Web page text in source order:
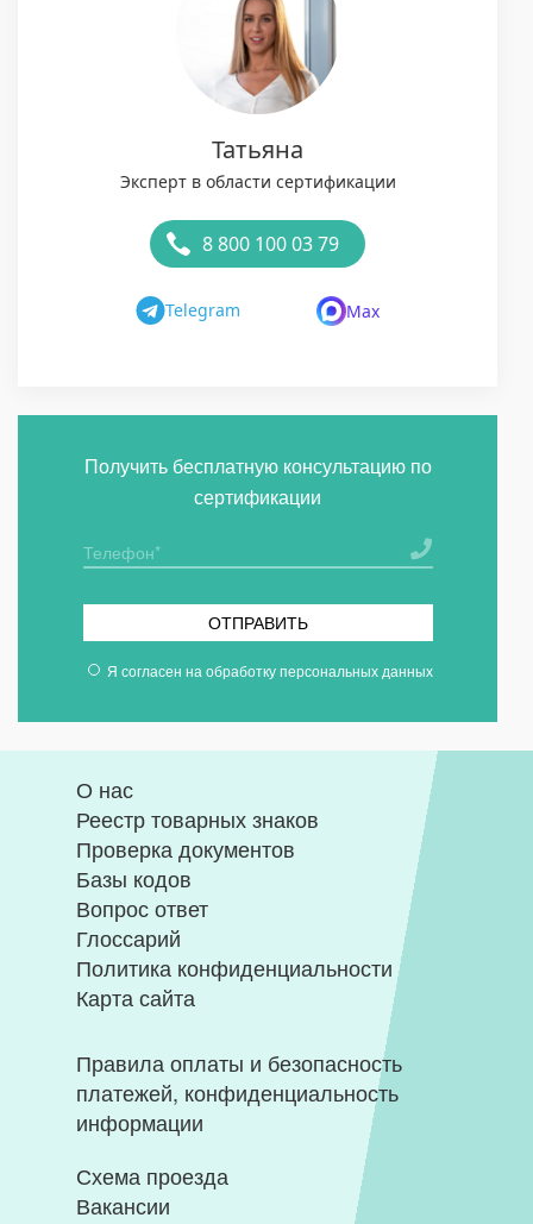
Татьяна
Эксперт в области сертификации
8 800 100 03 79
Telegram Max
Получить бесплатную консультацию по
сертификации
ОТПРАВИТЬ
Я согласен на обработку персональных данных
О нас
Реестр товарных знаков
Проверка документов
Базы кодов
Вопрос ответ
Глоссарий
Политика конфиденциальности
Карта сайта
Правила оплаты и безопасность
платежей, конфиденциальность
информации
Схема проезда
Вакансии